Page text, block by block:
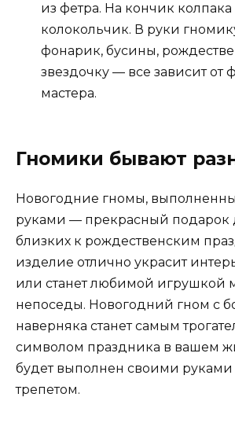
из фетра. На кончик
колокольчик. В руки
фонарик, бусины,
звездочку — все зависит от
мастера.
Гномики бывают
Новогодние гномы,
руками — прекрасный подарок
близких к рождественским
изделие отлично украсит
или станет любимой игрушкой
непоседы. Новогодний гном с
наверняка станет самым
символом праздника в вашем
будет выполнен своими
трепетом.